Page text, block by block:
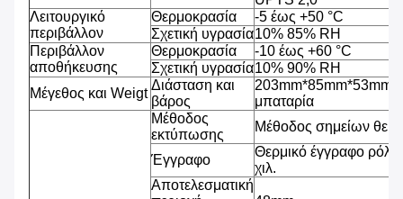
Λειτουργικό
περιβάλλον
Θερμοκρασία
-5 έως +50 °C
Σχετική υγρασία10% 85% RH
Περιβάλλον
αποθήκευσης
Θερμοκρασία
-10 έως +60 °C
Σχετική υγρασία10% 90% RH
Μέγεθος και Weigt
Διάσταση και
βάρος
203mm*85mm*53mm,
μπαταρία
Μέθοδος
εκτύπωσης
Μέθοδος σημείων
Έγγραφο
Θερμικό έγγραφο
χιλ.
Αποτελεσματική